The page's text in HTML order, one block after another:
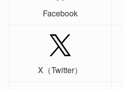
Facebook
X（Twitter）